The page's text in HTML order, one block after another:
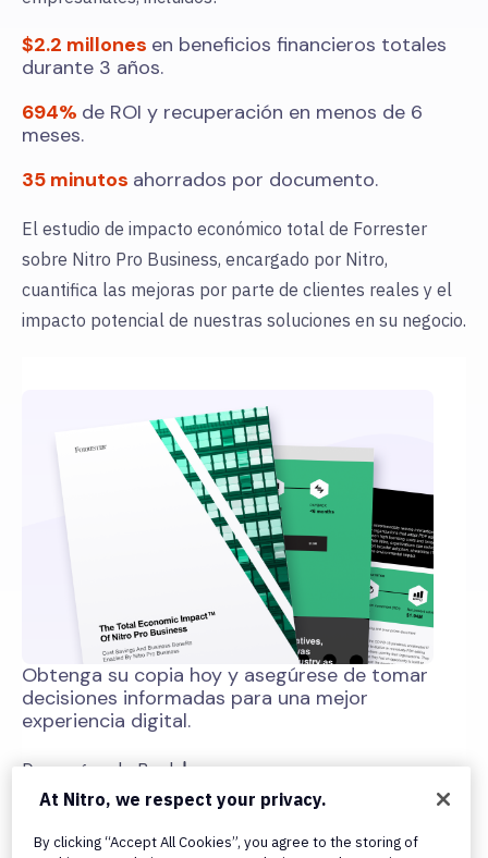
$2.2 millones en beneficios financieros totales
durante 3 años.
694% de ROI y recuperación en menos de 6
meses.
35 minutos ahorrados por documento.
El estudio de impacto económico total de Forrester
sobre Nitro Pro Business, encargado por Nitro,
cuantifica las mejoras por parte de clientes reales y el
impacto potencial de nuestras soluciones en su negocio.
Obtenga su copia hoy y asegúrese de tomar
decisiones informadas para una mejor
experiencia digital.
Descargar el eBook
At Nitro, we respect your privacy.
By clicking “Accept All Cookies”, you agree to the storing of